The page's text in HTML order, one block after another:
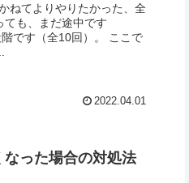
ても、まだ途中です
（全10回）。 ここで
2022.04.01
なった場合の対処法